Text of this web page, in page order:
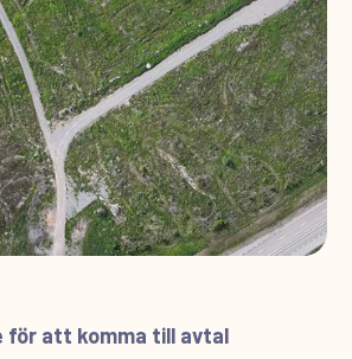
för att komma till avtal